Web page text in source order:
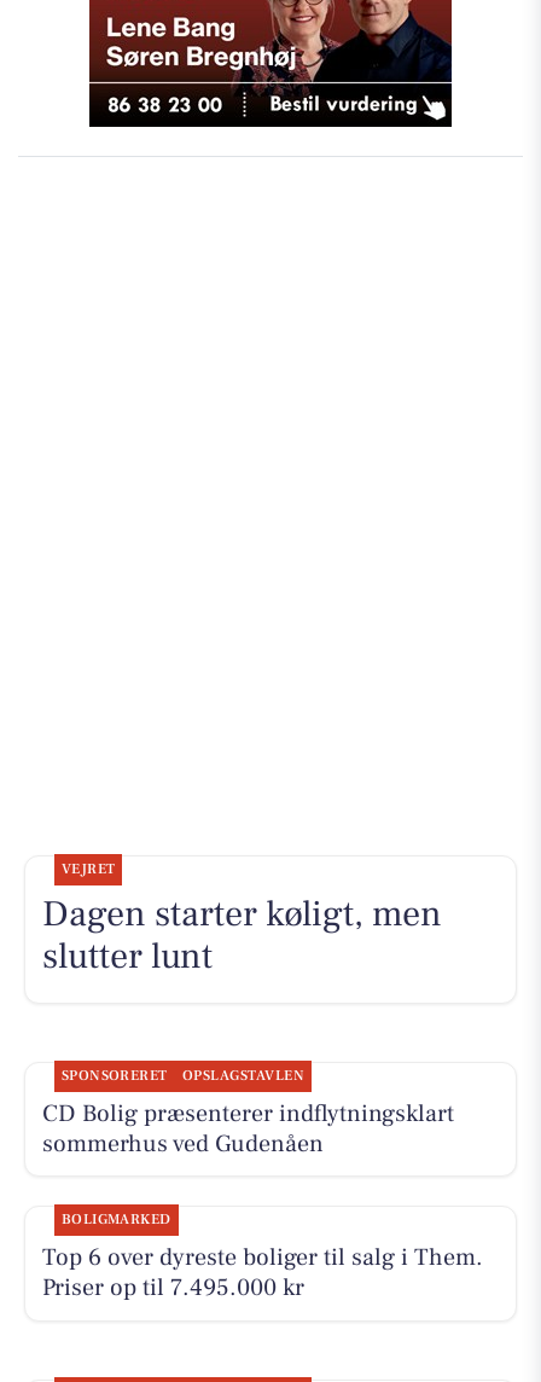
VEJRET
Dagen starter køligt, men
slutter lunt
SPONSORERET OPSLAGSTAVLEN
CD Bolig præsenterer indflytningsklart
sommerhus ved Gudenåen
BOLIGMARKED
Top 6 over dyreste boliger til salg i Them.
Priser op til 7.495.000 kr